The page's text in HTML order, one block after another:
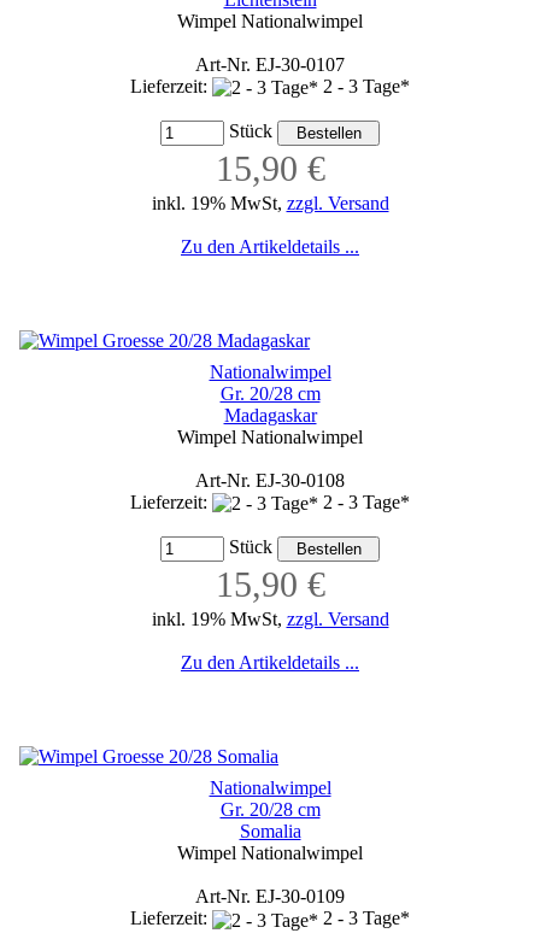
Wimpel Nationalwimpel
Art-Nr. EJ-30-0107
Lieferzeit:
2 - 3 Tage*
Stück
15,90 €
inkl. 19% MwSt, zzgl. Versand
Zu den Artikeldetails ...
Nationalwimpel
Gr. 20/28 cm
Madagaskar
Wimpel Nationalwimpel
Art-Nr. EJ-30-0108
Lieferzeit:
2 - 3 Tage*
Stück
15,90 €
inkl. 19% MwSt, zzgl. Versand
Zu den Artikeldetails ...
Nationalwimpel
Gr. 20/28 cm
Somalia
Wimpel Nationalwimpel
Art-Nr. EJ-30-0109
Lieferzeit:
2 - 3 Tage*